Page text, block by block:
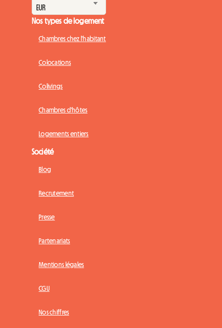
Nos types de logement
Chambres chez l'habitant
Colocations
Colivings
Chambres d'hôtes
Logements entiers
Société
Blog
Recrutement
Presse
Partenariats
Mentions légales
CGU
Nos chiffres